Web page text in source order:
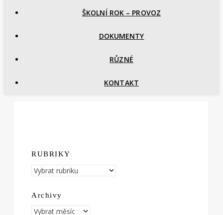
ŠKOLNÍ ROK – PROVOZ
DOKUMENTY
RŮZNÉ
KONTAKT
RUBRIKY
RUBRIKY
Archivy
Archivy